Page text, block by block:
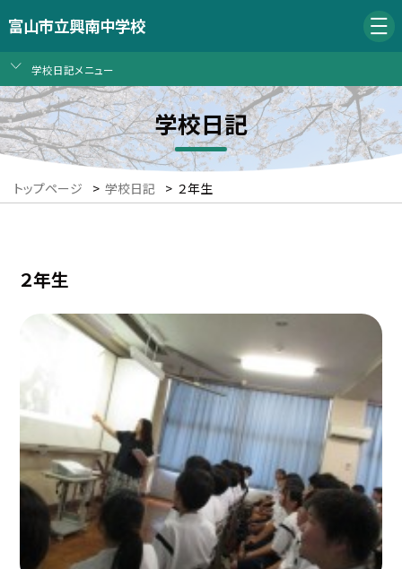
富山市立興南中学校
学校日記メニュー
学校日記
トップページ > 学校日記 > ２年生
２年生